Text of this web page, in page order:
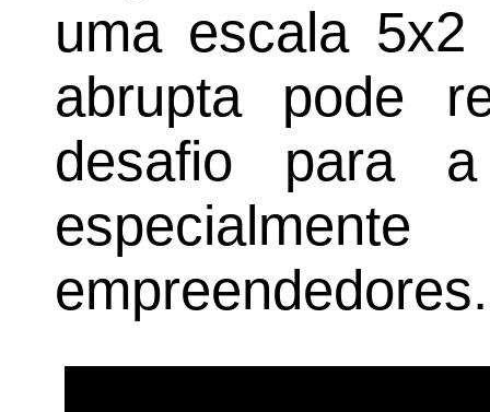
uma escala
abrupta pode
desafio para a
empreendedores.